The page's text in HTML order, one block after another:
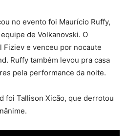
no evento foi Maurício Ruffy,
de Volkanovski. O
Fiziev e venceu por nocaute
Ruffy também levou pra casa
pela performance da noite.
foi Tallison Xicão, que derrotou